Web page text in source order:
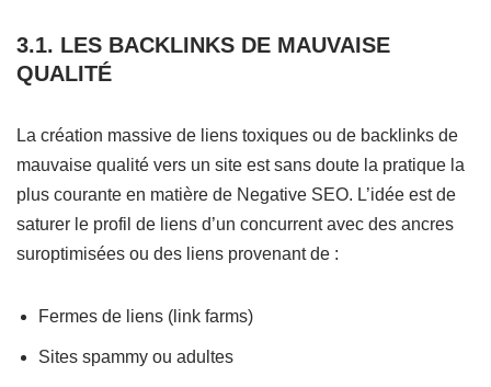
3.1. LES BACKLINKS DE MAUVAISE
QUALITÉ
La création massive de liens toxiques ou de backlinks de
mauvaise qualité vers un site est sans doute la pratique la
plus courante en matière de Negative SEO. L’idée est de
saturer le profil de liens d’un concurrent avec des ancres
suroptimisées ou des liens provenant de :
Fermes de liens (link farms)
Sites spammy ou adultes